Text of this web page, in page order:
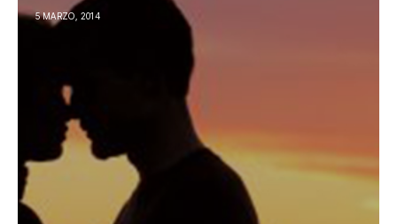
5 MARZO, 2014